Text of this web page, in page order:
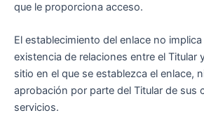
que le proporciona acceso.
El establecimiento del enlace no
existencia de relaciones entre el Titular
sitio en el que se establezca el enlace,
aprobación por parte del Titular de sus
servicios.